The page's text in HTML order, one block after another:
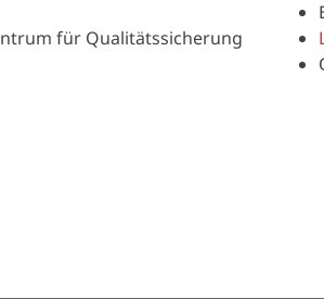
für Qualitätssicherung